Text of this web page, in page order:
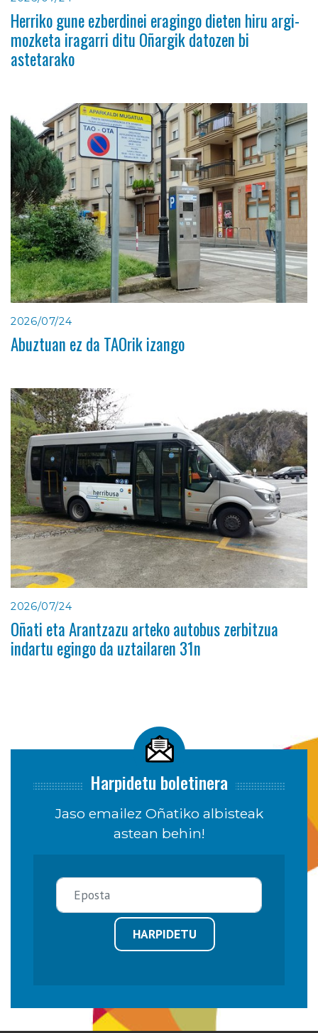
Herriko gune ezberdinei eragingo dieten hiru argi-
mozketa iragarri ditu Oñargik datozen bi
astetarako
2026/07/24
Abuztuan ez da TAOrik izango
2026/07/24
Oñati eta Arantzazu arteko autobus zerbitzua
indartu egingo da uztailaren 31n
Harpidetu boletinera
Jaso emailez Oñatiko albisteak
astean behin!
HARPIDETU